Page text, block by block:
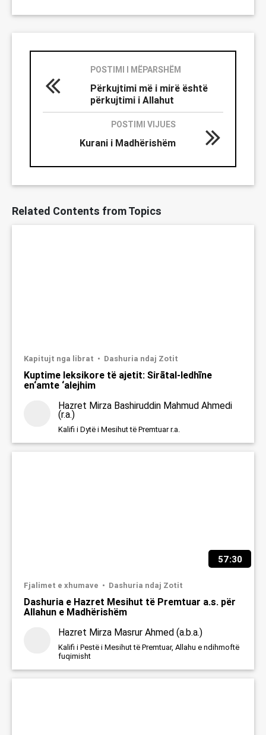
Related Contents from Topics
Kapitujt nga librat Dashuria ndaj Zotit
Kuptime leksikore të ajetit: Sirātal-ledhīne
en‘amte ‘alejhim
Hazret Mirza Bashiruddin Mahmud Ahmedi
(r.a.)
Kalifi i Dytë i Mesihut të Premtuar r.a.
57:30
Fjalimet e xhumave Dashuria ndaj Zotit
Dashuria e Hazret Mesihut të Premtuar a.s. për
Allahun e Madhërishëm
Hazret Mirza Masrur Ahmed (a.b.a.)
Kalifi i Pestë i Mesihut të Premtuar, Allahu e ndihmoftë
fuqimisht
POSTIMI I MËPARSHËM
Përkujtimi më i mirë është
përkujtimi i Allahut
POSTIMI VIJUES
Kurani i Madhërishëm